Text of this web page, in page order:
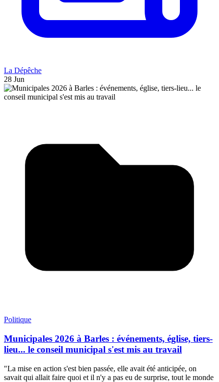
La Dépêche
28 Jun
Politique
Municipales 2026 à Barles : événements, église, tiers-
lieu... le conseil municipal s'est mis au travail
"La mise en action s'est bien passée, elle avait été anticipée, on
savait qui allait faire quoi et il n'y a pas eu de surprise, tout le monde